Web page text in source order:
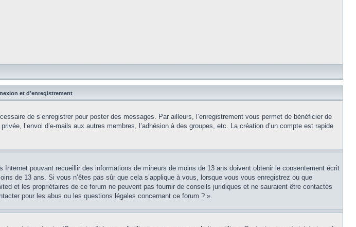
et d’enregistrement
de s’enregistrer pour poster des messages. Par ailleurs, l’enregistrement vous permet de bénéficier de
l’envoi d’e-mails aux autres membres, l’adhésion à des groupes, etc. La création d’un compte est rapide
pouvant recueillir des informations de mineurs de moins de 13 ans doivent obtenir le consentement écrit
de 13 ans. Si vous n’êtes pas sûr que cela s’applique à vous, lorsque vous vous enregistrez ou que
et les propriétaires de ce forum ne peuvent pas fournir de conseils juridiques et ne sauraient être contactés
pour les abus ou les questions légales concernant ce forum ? ».